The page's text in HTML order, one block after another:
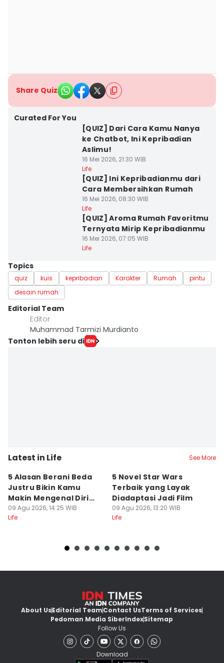
Share Quiz
Curated For You
[QUIZ] Dari Cara Kamu Nanya
ke Chatbot, Ini Kepribadian
Aslimu!
16 Mei 2026, 21:30 WIB
Life
[QUIZ] Ini Kepribadianmu dari
Cara Membersihkan Rumah
16 Mei 2026, 08:30 WIB
Life
[QUIZ] Aroma Rumah Favoritmu
Ternyata Mirip Kepribadianmu
16 Mei 2026, 07:05 WIB
Life
Topics
quiz kuis kepribadian Karakter Rumah
pintu
desain rumah
Editorial Team
Editor
Muhammad Tarmizi Murdianto
Tonton lebih seru di
Latest in Life See More
5 Alasan Berani Beda
Justru Bikin Kamu
Makin Mengenal Diri
Sendiri
09 Agu 2026, 14:25 WIB
Life
5 Novel Star Wars
Terbaik yang Layak
Diadaptasi Jadi Film
09 Agu 2026, 13:20 WIB
Life
About UsEditorial TeamContact UsTerms of Services
Pedoman Media SiberIndexSitemap
Follow Us
Download